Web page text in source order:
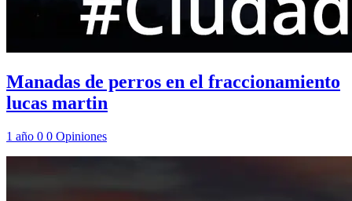
Manadas de perros en el fraccionamiento
lucas martin
1 año 0 0 Opiniones